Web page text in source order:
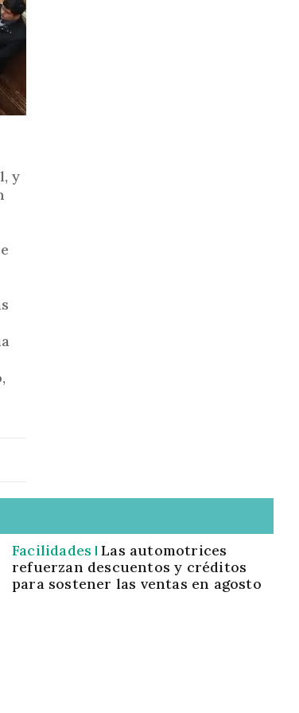
y
Facilidades Las automotrices
refuerzan descuentos y créditos
para sostener las ventas en agosto